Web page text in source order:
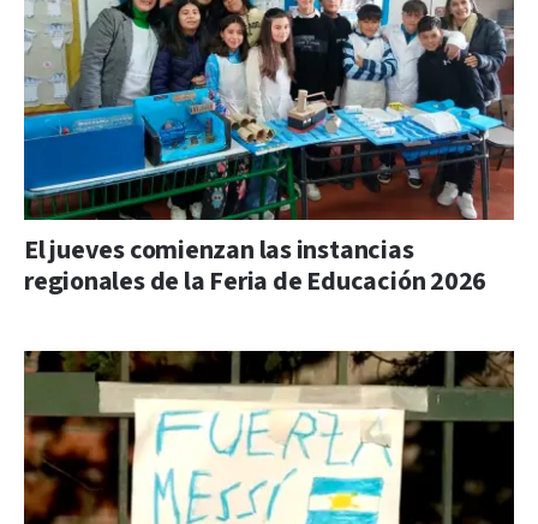
El jueves comienzan las instancias
regionales de la Feria de Educación 2026